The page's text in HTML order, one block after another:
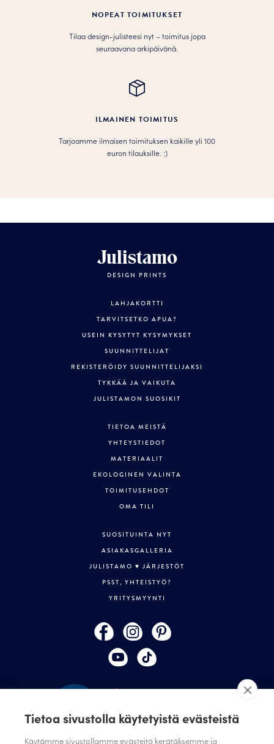
NOPEAT TOIMITUKSET
Tilaa design-julisteesi nyt – toimitus jopa
seuraavana arkipäivänä.
ILMAINEN TOIMITUS
Tarjoamme ilmaisen toimituksen kaikille yli 100
euron tilauksille. :­­)
Julistamo
DESIGN PRINTS
LAHJAKORTTI
TARVITSETKO APUA?
USEIN KYSYTYT KYSYMYKSET
SUUNNITTELIJAT
REKISTERÖIDY SUUNNITTELIJAKSI
TYKKÄÄ JA VAIKUTA
JULISTAMON SUOSIKIT
TIETOA MEISTÄ
YHTEYSTIEDOT
MATERIAALIT
EKOLOGINEN VALINTA
TOIMITUSEHDOT
OMA TILI
SUOSITUINTA NYT
ASIAKASGALLERIA
JULISTAMO ♥ JÄRJESTÖT
PSST, YHTEISTYÖ?
YRITYSMYYNTI
Tietoa sivustolla käytetyistä evästeistä
Käytämme sivustollamme evästeitä kerätäksemme ja